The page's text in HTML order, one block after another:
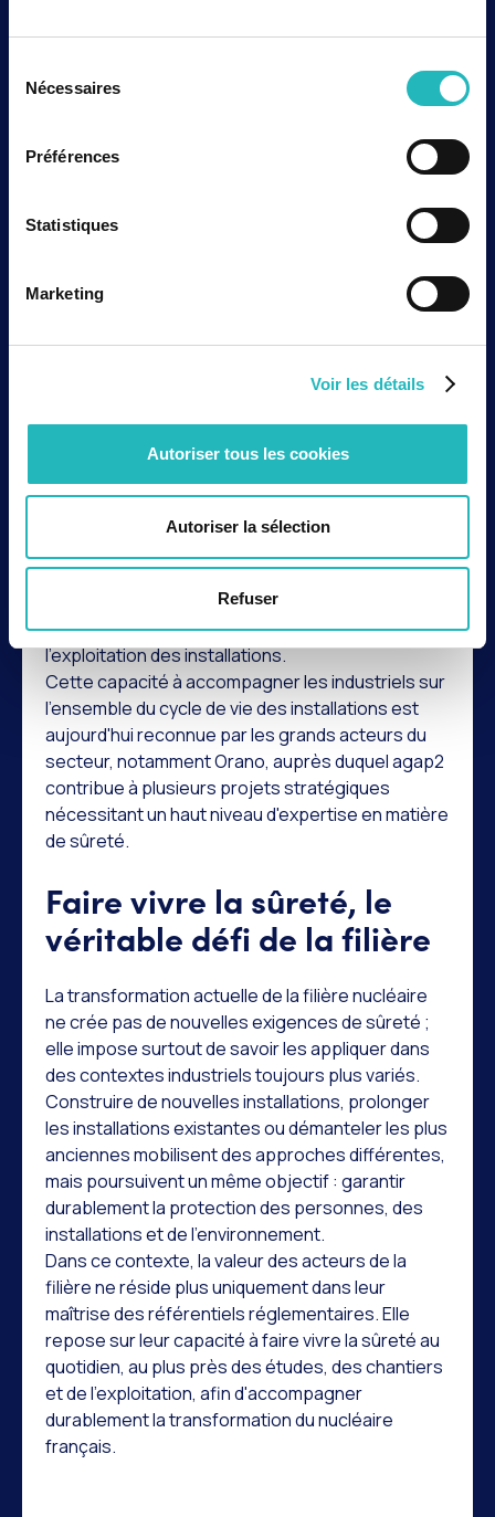
Nécessaires
Préférences
Statistiques
Marketing
Voir les détails
Autoriser tous les cookies
Autoriser la sélection
Refuser
d'alerte, partager les retours d'expérience ou
lorsque cela est nécessaire sont autant de
comportements qui contribuent directement à la
La culture de sûreté ne se décrète pas ; elle se
Transformer les exigences de
sûreté en actions concrètes
études de criticité, radioprotection, gestion
modifications sont autant de métiers qui
permettent de traduire les exigences
Les consultants d'agap2 Nucléaire interviennent
précisément sur ces missions, aussi bien lors des
phases d'études que pendant les travaux ou
l'exploitation des installations.
Cette capacité à accompagner les industriels sur
l'ensemble du cycle de vie des installations est
aujourd'hui reconnue par les grands acteurs du
secteur, notamment Orano, auprès duquel agap2
contribue à plusieurs projets stratégiques
nécessitant un haut niveau d'expertise en matière
de sûreté.
Faire vivre la sûreté, le
véritable défi de la filière
La transformation actuelle de la filière nucléaire
ne crée pas de nouvelles exigences de sûreté ;
elle impose surtout de savoir les appliquer dans
des contextes industriels toujours plus variés.
Construire de nouvelles installations, prolonger
les installations existantes ou démanteler les plus
anciennes mobilisent des approches différentes,
mais poursuivent un même objectif : garantir
durablement la protection des personnes, des
installations et de l'environnement.
Dans ce contexte, la valeur des acteurs de la
filière ne réside plus uniquement dans leur
maîtrise des référentiels réglementaires. Elle
repose sur leur capacité à faire vivre la sûreté au
quotidien, au plus près des études, des chantiers
et de l'exploitation, afin d'accompagner
durablement la transformation du nucléaire
français.